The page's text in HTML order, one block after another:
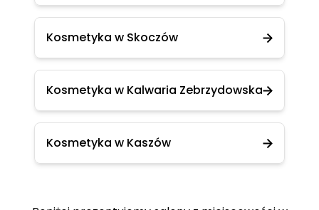
Kosmetyka w Skoczów
Kosmetyka w Kalwaria Zebrzydowska
Kosmetyka w Kaszów